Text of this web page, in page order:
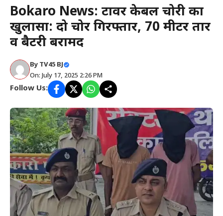
Bokaro News: टावर केबल चोरी का
खुलासा: दो चोर गिरफ्तार, 70 मीटर तार
व बैटरी बरामद
By TV45 BJ
On: July 17, 2025 2:26 PM
Follow Us: